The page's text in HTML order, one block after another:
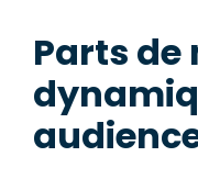
Parts de